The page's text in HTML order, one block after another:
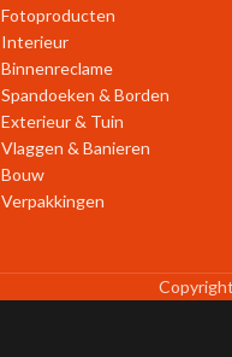
Fotoproducten
Interieur
Binnenreclame
Spandoeken & Borden
Exterieur & Tuin
Vlaggen & Banieren
Bouw
Verpakkingen